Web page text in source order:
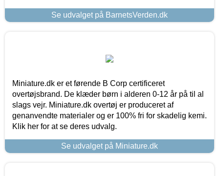
Se udvalget på BarnetsVerden.dk
Miniature.dk er et førende B Corp certificeret
overtøjsbrand. De klæder børn i alderen 0-12 år på til al
slags vejr. Miniature.dk overtøj er produceret af
genanvendte materialer og er 100% fri for skadelig kemi.
Klik her for at se deres udvalg.
Se udvalget på Miniature.dk